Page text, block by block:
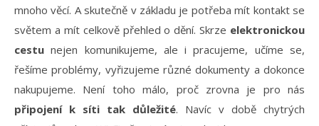
mnoho věcí. A skutečně v základu je potřeba mít kontakt se
světem a mít celkově přehled o dění. Skrze elektronickou
cestu nejen komunikujeme, ale i pracujeme, učíme se,
řešíme problémy, vyřizujeme různé dokumenty a dokonce
nakupujeme. Není toho málo, proč zrovna je pro nás
připojení k síti tak důležité. Navíc v době chytrých